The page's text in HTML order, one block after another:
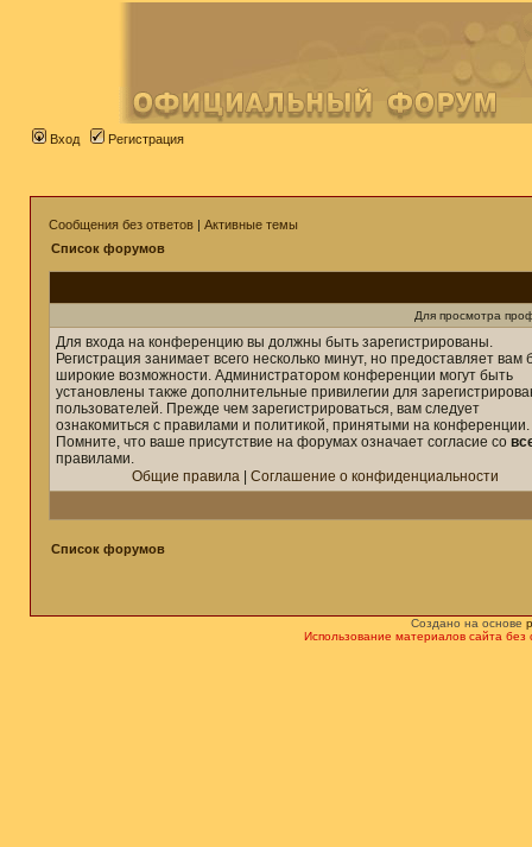
Вход Регистрация
Сообщения без ответов | Активные темы
Список форумов
Для просмотра
Для входа на конференцию вы должны быть зарегистрированы.
Регистрация занимает всего несколько минут, но предоставляет вам
широкие возможности. Администратором конференции могут быть
установлены также дополнительные привилегии для
пользователей. Прежде чем зарегистрироваться, вам следует
ознакомиться с правилами и политикой, принятыми на конференции.
Помните, что ваше присутствие на форумах означает согласие со
правилами.
Общие правила
Соглашение о конфиденциальности
Список форумов
Создано на основе
Использование материалов сайта